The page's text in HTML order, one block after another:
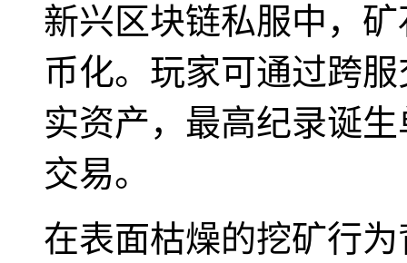
新兴区块链私服中，
币化。玩家可通过跨
实资产，最高纪录诞
交易。
在表面枯燥的挖矿行